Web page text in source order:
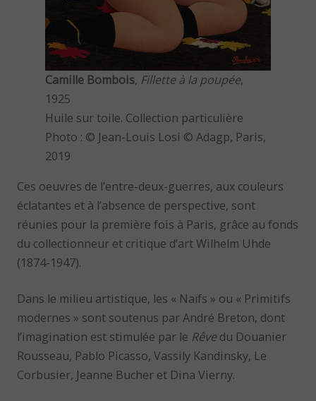
Camille Bombois, Fillette à la poupée,
1925
Huile sur toile. Collection particulière
Photo : © Jean-Louis Losi © Adagp, Paris,
2019
Ces oeuvres de l’entre-deux-guerres, aux couleurs
éclatantes et à l’absence de perspective, sont
réunies pour la première fois à Paris, grâce au fonds
du collectionneur et critique d’art Wilhelm Uhde
(1874-1947).
Dans le milieu artistique, les « Naïfs » ou « Primitifs
modernes » sont soutenus par André Breton, dont
l’imagination est stimulée par le Rêvedu Douanier
Rousseau, Pablo Picasso, Vassily Kandinsky, Le
Corbusier, Jeanne Bucher et Dina Vierny.